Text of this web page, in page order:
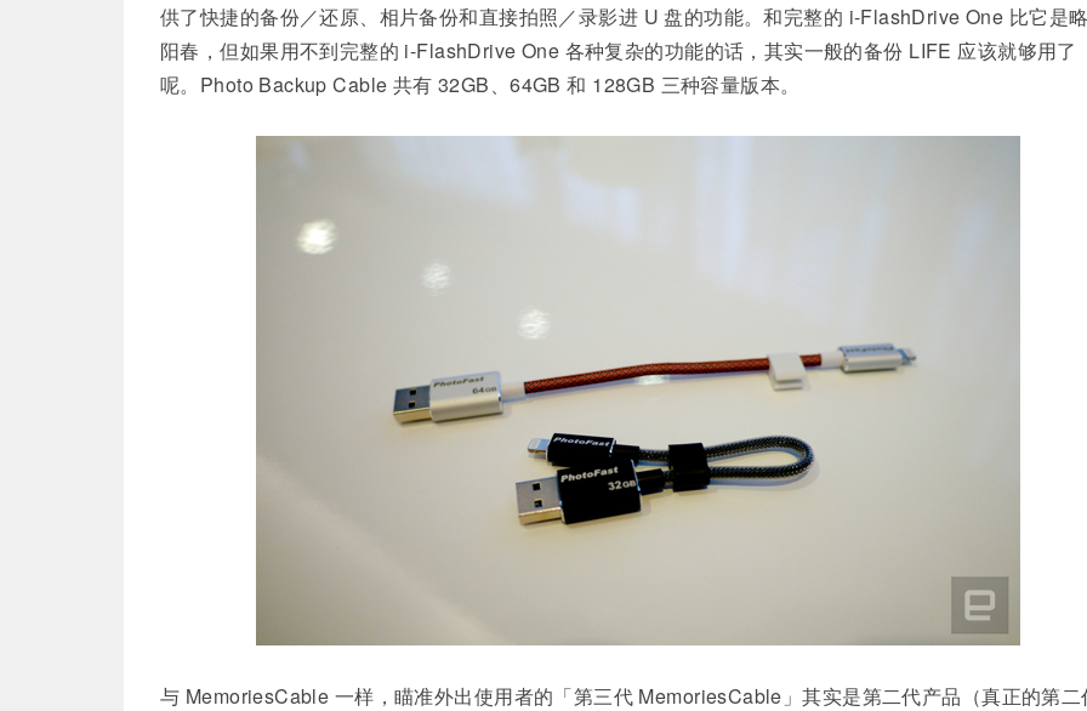
供了快捷的备份／还原、相片备份和直接拍照／录影进 U 盘的功能。和完整的 i-FlashDrive One 比它是
阳春，但如果用不到完整的 i-FlashDrive One 各种复杂的功能的话，其实一般的备份 LIFE 应该就够用了
呢。Photo Backup Cable 共有 32GB、64GB 和 128GB 三种容量版本。
与 MemoriesCable 一样，瞄准外出使用者的「第三代 MemoriesCable」其实是第二代产品（真正的第二